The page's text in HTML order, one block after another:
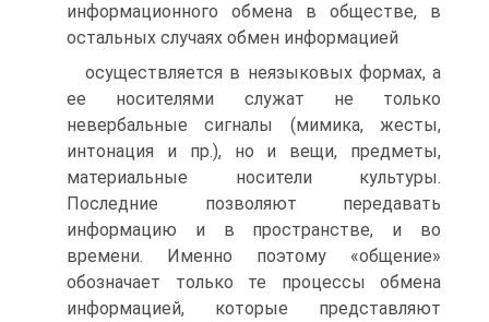
информационного обмена в обществе, в
остальных случаях обмен информацией
осуществляется в неязыковых формах, а
ее носителями служат не только
невербальные сигналы (мимика, жесты,
интонация и пр.), но и вещи, предметы,
материальные носители культуры.
Последние позволяют передавать
информацию и в пространстве, и во
времени. Именно поэтому «общение»
обозначает только те процессы обмена
информацией, которые представляют